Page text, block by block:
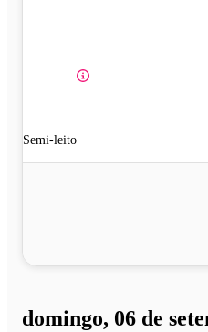
Semi-leito
domingo, 06 de